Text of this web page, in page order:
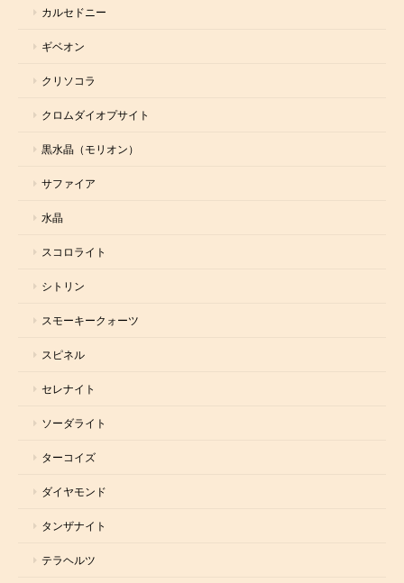
カルセドニー
ギベオン
クリソコラ
クロムダイオプサイト
黒水晶（モリオン）
サファイア
水晶
スコロライト
シトリン
スモーキークォーツ
スピネル
セレナイト
ソーダライト
ターコイズ
ダイヤモンド
タンザナイト
テラヘルツ